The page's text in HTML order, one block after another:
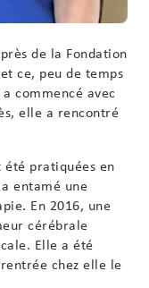
de la Fondation
ce, peu de temps
commencé avec
elle a rencontré
été pratiquées en
entamé une
En 2016, une
cérébrale
Elle a été
chez elle le